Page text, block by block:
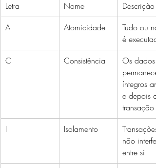
Letra Nome
Descrição
A
Atomicidade
Tudo ou
é
C
Consistência
Os dados
íntegros
e depois
transação
I
Isolamento
Transações
não
entre si